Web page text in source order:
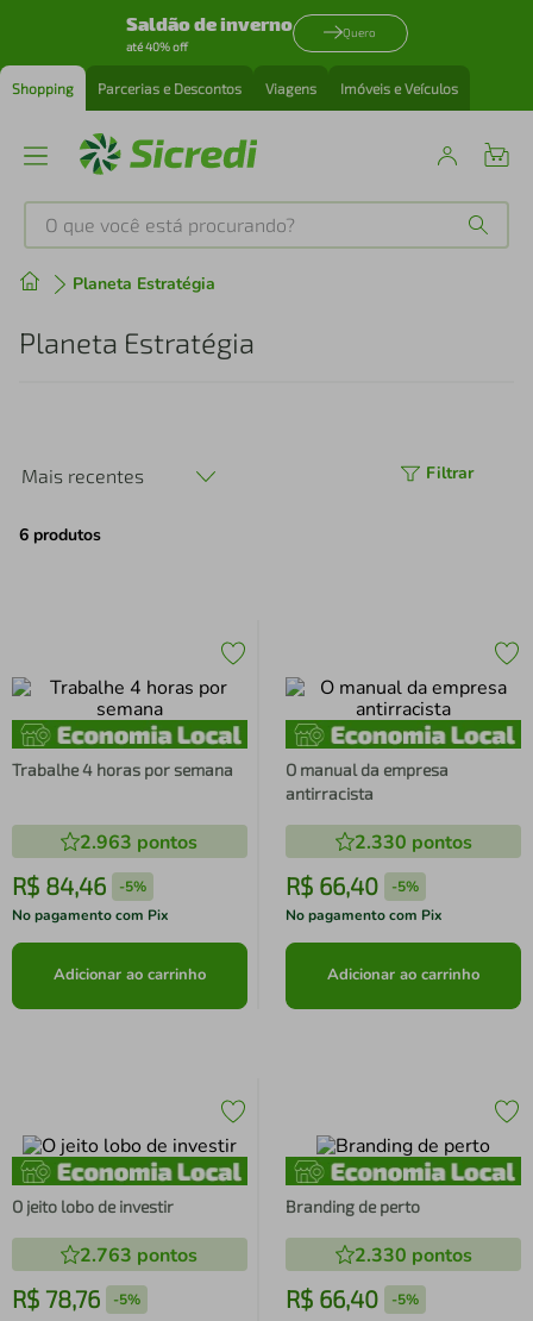
Saldão de inverno
até 40% off
Quero
Shopping Parcerias e Descontos Viagens Imóveis e Veículos
O que você está procurando?
Planeta Estratégia
Planeta Estratégia
Mais recentes Filtrar
6 produtos
Trabalhe 4 horas por semana
2.963 pontos
R$ 84,46 -5%
No pagamento com Pix
Adicionar ao carrinho
O manual da empresa
antirracista
2.330 pontos
R$ 66,40 -5%
No pagamento com Pix
Adicionar ao carrinho
O jeito lobo de investir
2.763 pontos
R$ 78,76 -5%
Branding de perto
2.330 pontos
R$ 66,40 -5%
Produtos mais buscados
tenis
perfume
4º air fryer